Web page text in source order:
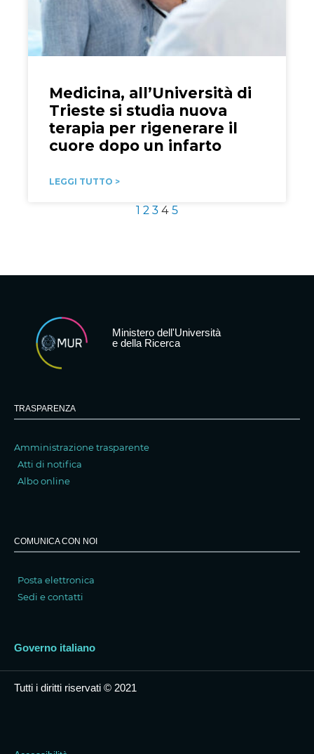
Medicina, all’Università di
Trieste si studia nuova
terapia per rigenerare il
cuore dopo un infarto
LEGGI TUTTO >
1 2 3 4 5
Ministero dell'Università
e della Ricerca
TRASPARENZA
Amministrazione trasparente
Atti di notifica
Albo online
COMUNICA CON NOI
Posta elettronica
Sedi e contatti
Governo italiano
Tutti i diritti riservati © 2021